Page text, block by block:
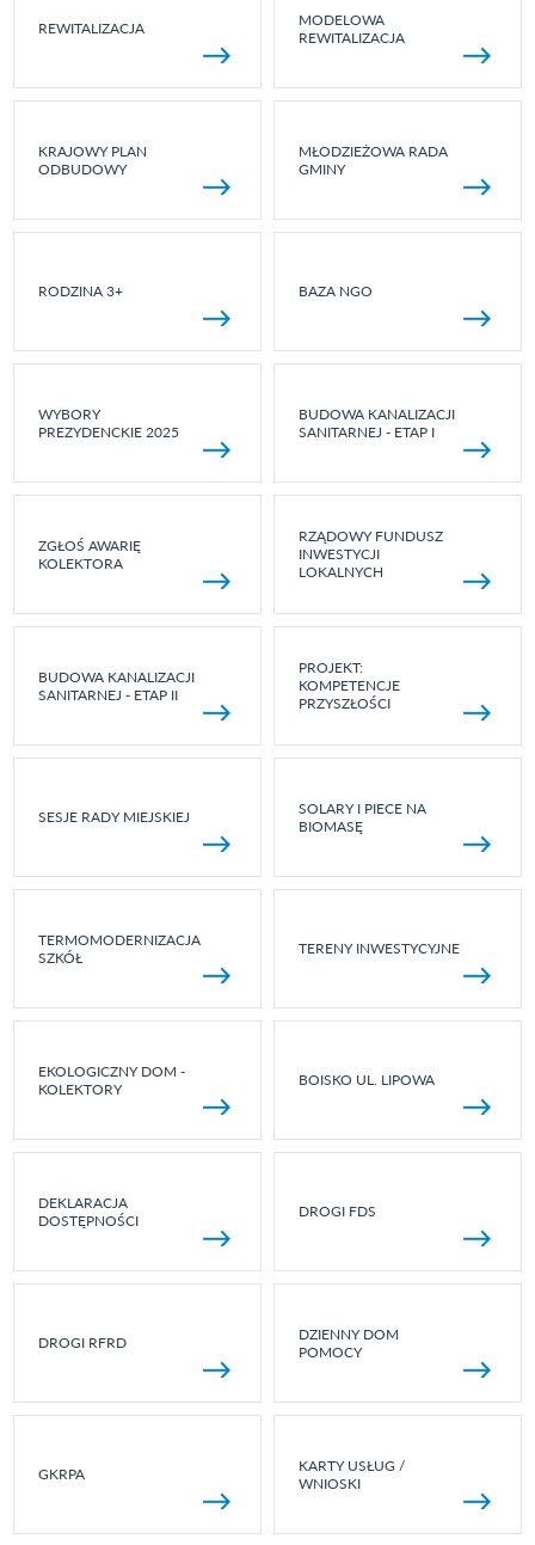
REWITALIZACJA
MODELOWA
REWITALIZACJA
KRAJOWY PLAN
ODBUDOWY
MŁODZIEŻOWA RADA
GMINY
RODZINA 3+ BAZA NGO
WYBORY
PREZYDENCKIE 2025
BUDOWA KANALIZACJI
SANITARNEJ - ETAP I
ZGŁOŚ AWARIĘ
KOLEKTORA
RZĄDOWY FUNDUSZ
INWESTYCJI
LOKALNYCH
BUDOWA KANALIZACJI
SANITARNEJ - ETAP II
PROJEKT:
KOMPETENCJE
PRZYSZŁOŚCI
SESJE RADY MIEJSKIEJ
SOLARY I PIECE NA
BIOMASĘ
TERMOMODERNIZACJA
SZKÓŁ
TERENY INWESTYCYJNE
EKOLOGICZNY DOM -
KOLEKTORY
BOISKO UL. LIPOWA
DEKLARACJA
DOSTĘPNOŚCI
DROGI FDS
DROGI RFRD
DZIENNY DOM
POMOCY
GKRPA
KARTY USŁUG /
WNIOSKI